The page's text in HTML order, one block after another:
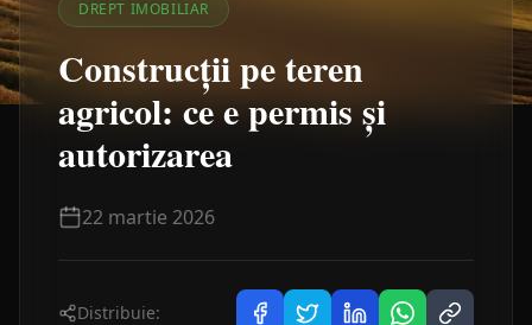
DREPT IMOBILIAR
Construcții pe teren
agricol: ce e permis și
autorizarea
22 martie 2026
Distribuie: